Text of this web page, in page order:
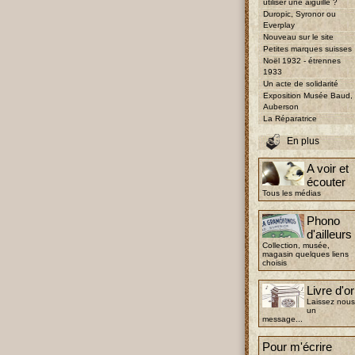
utiliser une aiguille ?
Duropic, Syronor ou
Everplay
Nouveau sur le site
Petites marques suisses
Noël 1932 - étrennes
1933
Un acte de solidarité
Exposition Musée Baud,
Auberson
La Réparatrice
En plus
A voir et
écouter
Tous les médias
Phono
d'ailleurs
Collection, musée,
magasin quelques liens
choisis
Livre d'or
Laissez nous
un
message...
Pour m'écrire